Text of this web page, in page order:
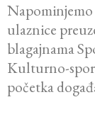
Napominjemo
ulaznice
blagajnama
Kulturno-
početka